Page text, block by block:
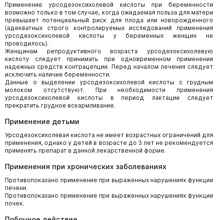
Применение урсодезоксихолевой кислоты при беременности
возможно только в том случае, когда ожидаемая польза для матери
превышает потенциальный риск для плода или новорожденного
(адекватных строго контролируемых исследований применения
урсодезоксихолевой кислоты у беременных женщин не
проводилось).
Женщинам репродуктивного возраста урсодезоксихолевую
кислоту следует принимать при одновременном применении
надежных средств контрацепции. Перед началом лечения следует
исключить наличие беременности.
Данные о выделении урсодезоксихолевой кислоты с грудным
молоком отсутствуют. При необходимости применения
урсодезоксихолевой кислоты в период лактации следует
прекратить грудное вскармливание.
Применение детьми
Урсодезоксихолевая кислота не имеет возрастных ограничений для
применения, однако у детей в возрасте до 3 лет не рекомендуется
применять препарат в данной лекарственной форме.
Применения при хронических заболеваниях
Противопоказано применение при выраженных нарушениях функции
печени.
Противопоказано применение при выраженных нарушениях функции
почек.